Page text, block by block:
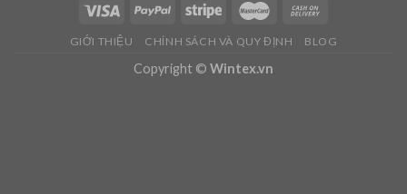
GIỚI THIỆU CHÍNH SÁCH VÀ QUY ĐỊNH BLOG
Copyright © Wintex.vn